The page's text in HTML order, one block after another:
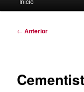
Navegación
← Anterior